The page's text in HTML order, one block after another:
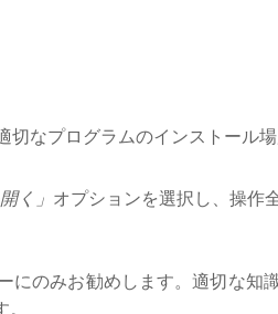
切なプログラムのインストール
く」 オプションを選択し、操作
にのみお勧めします。適切な知